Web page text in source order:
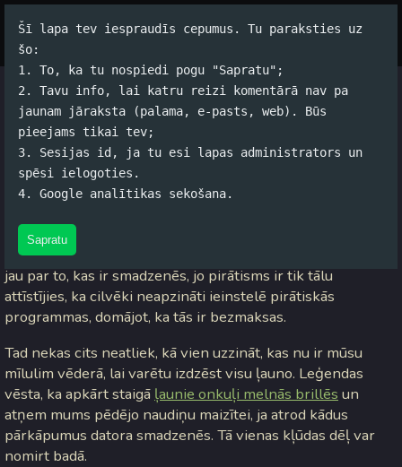
Šī lapa tev iespraudīs cepumus. Tu paraksties uz
šo:
1. To, ka tu nospiedi pogu "Sapratu";
2. Tavu info, lai katru reizi komentārā nav pa
jaunam jāraksta (palama, e-pasts, web). Būs
pieejams tikai tev;
3. Sesijas id, ja tu esi lapas administrators un
spēsi ielogoties.
4. Google analītikas sekošana.
Sapratu
Datora auditēšana
Jānis Rubļevskis (koko) / 16.01.2007. 17:52 /#Datori/
komentāri
lieto kā operētājistēmu tieši
lietotāji nemaz nezina, kas ir viņu datora vēderā, nerunājot
jau par to, kas ir smadzenēs, jo pirātisms ir tik tālu
attīstījies, ka cilvēki neapzināti ieinstelē pirātiskās
programmas, domājot, ka tās ir bezmaksas.
Tad nekas cits neatliek, kā vien uzzināt, kas nu ir mūsu
mīlulim vēderā, lai varētu izdzēst visu ļauno. Leģendas
vēsta, ka apkārt staigā ļaunie onkuļi melnās brillēs un
atņem mums pēdējo naudiņu maizītei, ja atrod kādus
pārkāpumus datora smadzenēs. Tā vienas kļūdas dēļ var
nomirt badā.